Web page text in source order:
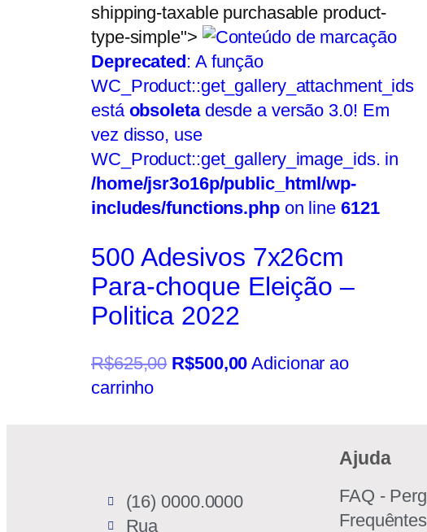
shipping-taxable purchasable product-
type-simple">
Deprecated: A função
WC_Product::get_gallery_attachment_ids
está obsoletadesde a versão 3.0! Em
vez disso, use
WC_Product::get_gallery_image_ids. in
/home/jsr3o16p/public_html/wp-
includes/functions.phpon line 6121
500 Adesivos 7x26cm
Para-choque Eleição –
Politica 2022
R$625,00 R$500,00 Adicionar ao
carrinho
(16) 0000.0000
Rua
Ajuda
FAQ -
Frequêntes